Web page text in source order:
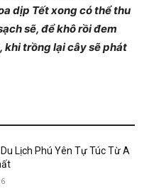
dịp Tết xong có thể thu
sẽ, để khô rồi đem
khi trồng lại cây sẽ phát
Lịch Phú Yên Tự Túc Từ A